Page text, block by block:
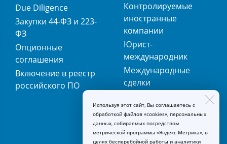
Due Diligence
Закупки 44-ФЗ и 223-
ФЗ
Опционные
соглашения
Включение в реестр
российского ПО
Контролируемые
иностранные
компании
Юрист-
международник
Международные
сделки
регистрация
товарных знаков
Используя этот сайт, Вы соглашаетесь с
обработкой файлов «cookies», персональных
данных, собираемых посредством
метрической программы «Яндекс.Метрика», в
целях бесперебойной работы и аналитики